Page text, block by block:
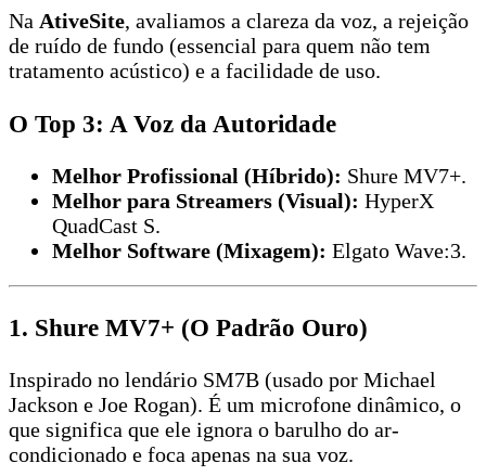
Na AtiveSite, avaliamos a clareza da voz, a rejeição
de ruído de fundo (essencial para quem não tem
tratamento acústico) e a facilidade de uso.
O Top 3: A Voz da Autoridade
Melhor Profissional (Híbrido): Shure MV7+.
Melhor para Streamers (Visual): HyperX
QuadCast S.
Melhor Software (Mixagem): Elgato Wave:3.
1. Shure MV7+ (O Padrão Ouro)
Inspirado no lendário SM7B (usado por Michael
Jackson e Joe Rogan). É um microfone dinâmico, o
que significa que ele ignora o barulho do ar-
condicionado e foca apenas na sua voz.